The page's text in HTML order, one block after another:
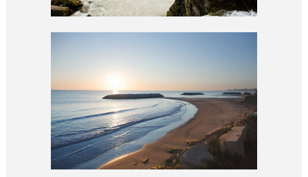
documentary / portrait